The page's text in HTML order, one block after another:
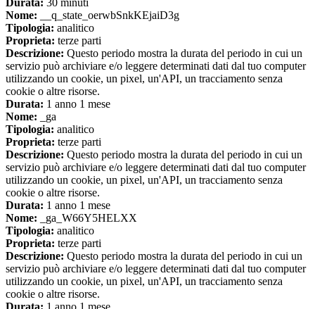
Nome: __q_state_oerwbSnkKEjaiD3g
Tipologia: analitico
Proprieta: terze parti
Descrizione: Questo periodo mostra la durata del periodo in cui un
servizio può archiviare e/o leggere determinati dati dal tuo computer
utilizzando un cookie, un pixel, un'API, un tracciamento senza
cookie o altre risorse.
Durata: 1 anno 1 mese
Nome: _ga
Tipologia: analitico
Proprieta: terze parti
Descrizione: Questo periodo mostra la durata del periodo in cui un
servizio può archiviare e/o leggere determinati dati dal tuo computer
utilizzando un cookie, un pixel, un'API, un tracciamento senza
cookie o altre risorse.
Durata: 1 anno 1 mese
Nome: _ga_W66Y5HELXX
Tipologia: analitico
Proprieta: terze parti
Descrizione: Questo periodo mostra la durata del periodo in cui un
servizio può archiviare e/o leggere determinati dati dal tuo computer
utilizzando un cookie, un pixel, un'API, un tracciamento senza
cookie o altre risorse.
Durata: 1 anno 1 mese